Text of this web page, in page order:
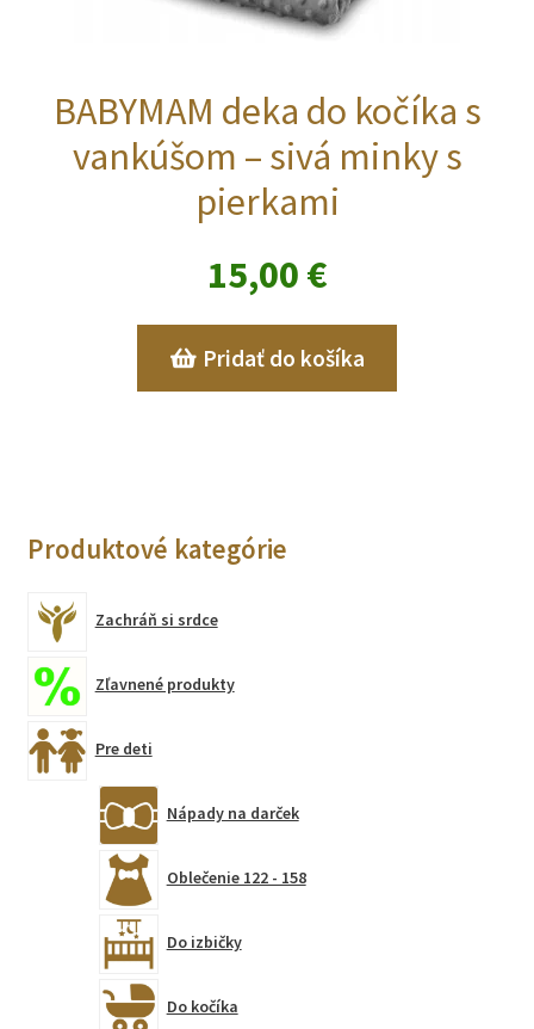
BABYMAM deka do kočíka s
vankúšom – sivá minky s
pierkami
15,00 €
Pridať do košíka
Produktové kategórie
Zachráň si srdce
Zľavnené produkty
Pre deti
Nápady na darček
Oblečenie 122 - 158
Do izbičky
Do kočíka